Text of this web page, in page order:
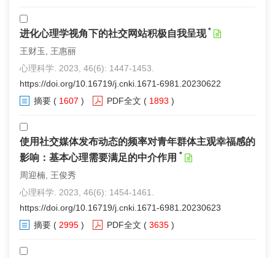
进化心理学视角下的社交网站积极自我呈现 *
王财玉, 王惠丽
心理科学. 2023, 46(6): 1447-1453.
https://doi.org/10.16719/j.cnki.1671-6981.20230622
摘要 ( 1607 ) PDF全文 ( 1893 )
使用社交媒体发布动态的频率对青年群体主观幸福感的
影响：基本心理需要满足的中介作用 *
周迎楠, 王俊秀
心理科学. 2023, 46(6): 1454-1461.
https://doi.org/10.16719/j.cnki.1671-6981.20230623
摘要 ( 2995 ) PDF全文 ( 3635 )